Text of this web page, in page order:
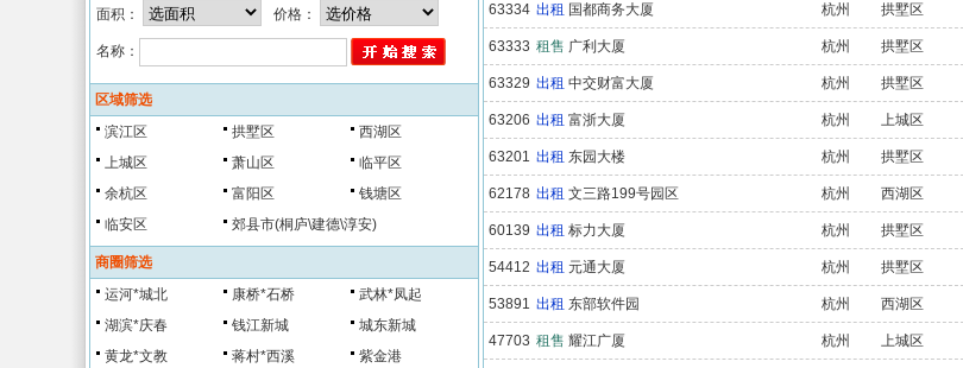
面积： 价格：
名称：
区域筛选
滨江区
拱墅区
西湖区
上城区
萧山区
临平区
余杭区
富阳区
钱塘区
临安区
郊县市(桐庐\建德\淳安)
商圈筛选
运河*城北
康桥*石桥
武林*凤起
湖滨*庆春
钱江新城
城东新城
黄龙*文教
蒋村*西溪
紫金港
63334 出租 国都商务大厦 杭州 拱墅区
63333 租售 广利大厦 杭州 拱墅区
63329 出租 中交财富大厦 杭州 拱墅区
63206 出租 富浙大厦 杭州 上城区
63201 出租 东园大楼 杭州 拱墅区
62178 出租 文三路199号园区 杭州 西湖区
60139 出租 标力大厦 杭州 拱墅区
54412 出租 元通大厦 杭州 拱墅区
53891 出租 东部软件园 杭州 西湖区
47703 租售 耀江广厦 杭州 上城区